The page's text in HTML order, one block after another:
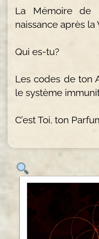
La Mémoire de
naissance après la
Qui es-tu?
Les codes de ton
le système
C’est Toi, ton